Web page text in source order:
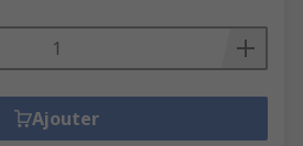
Ajouter